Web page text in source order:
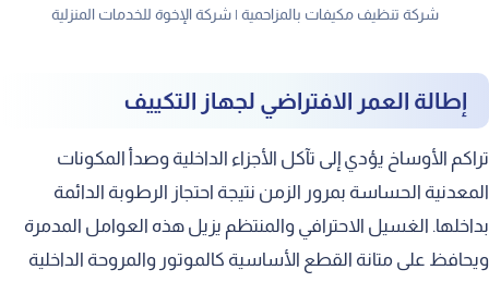
شركة تنظيف مكيفات بالمزاحمية | شركة الإخوة للخدمات المنزلية
إطالة العمر الافتراضي لجهاز التكييف
تراكم الأوساخ يؤدي إلى تآكل الأجزاء الداخلية وصدأ المكونات
المعدنية الحساسة بمرور الزمن نتيجة احتجاز الرطوبة الدائمة
بداخلها. الغسيل الاحترافي والمنتظم يزيل هذه العوامل المدمرة
ويحافظ على متانة القطع الأساسية كالموتور والمروحة الداخلية